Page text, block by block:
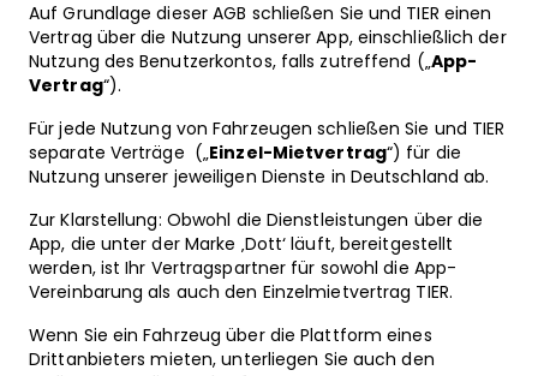
Auf Grundlage dieser AGB schließen Sie und TIER einen
Vertrag über die Nutzung unserer App, einschließlich der
Nutzung des Benutzerkontos, falls zutreffend („App-
Vertrag“).
Für jede Nutzung von Fahrzeugen schließen Sie und TIER
separate Verträge („Einzel-Mietvertrag“) für die
Nutzung unserer jeweiligen Dienste in Deutschland ab.
Zur Klarstellung: Obwohl die Dienstleistungen über die
App, die unter der Marke ‚Dott‘ läuft, bereitgestellt
werden, ist Ihr Vertragspartner für sowohl die App-
Vereinbarung als auch den Einzelmietvertrag TIER.
Wenn Sie ein Fahrzeug über die Plattform eines
Drittanbieters mieten, unterliegen Sie auch den